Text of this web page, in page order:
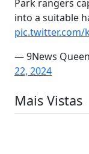
Park rangers
into a suitable
pic.twitter.com/
— 9News
22, 2024
Mais Vistas